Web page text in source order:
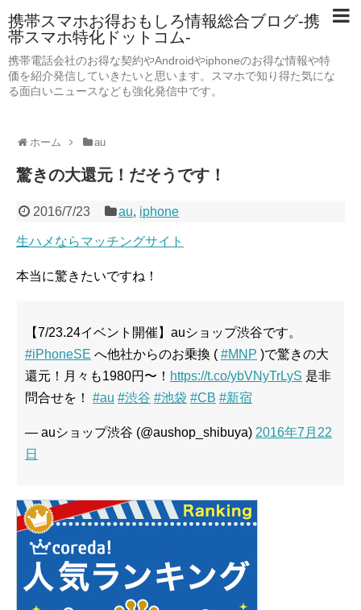
携帯スマホお得おもしろ情報総合ブログ-携
帯スマホ特化ドットコム-
携帯電話会社のお得な契約やAndroidやiphoneのお得な情報や特
価を紹介発信していきたいと思います。スマホで知り得た気にな
る面白いニュースなども強化発信中です。
ホーム au
驚きの大還元！だそうです！
2016/7/23 au, iphone
生ハメならマッチングサイト
本当に驚きたいですね！
【7/23.24イベント開催】auショップ渋谷です。
#iPhoneSE へ他社からのお乗換 ( #MNP )で驚きの大
還元！月々も1980円〜！ https://t.co/ybVNyTrLyS 是非
問合せを！ #au #渋谷 #池袋 #CB #新宿
— auショップ渋谷 (@aushop_shibuya) 2016年7月22
日